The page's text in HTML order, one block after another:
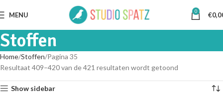
MENU 0 €
Stoffen
Home Stoffen Pagina 35
Resultaat 409–420 van de 421 resultaten wordt getoond
Show sidebar